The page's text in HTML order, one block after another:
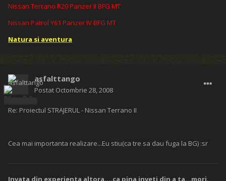
Nissan Terrano R20 Panzer II BFG MT
Nissan Patrol Y61 Panzer IV BFG MT
Natura si aventura
asfalttango
Postat Octombrie 28, 2008
Re: Proiectul STRAJERUL - Nissan Terrano II
Cea mai importanta realizare...Eu stiu(ca tre sa dau fuga la BG) :sr
Invata din experienta altora....ca pina inveti din a ta...mori.